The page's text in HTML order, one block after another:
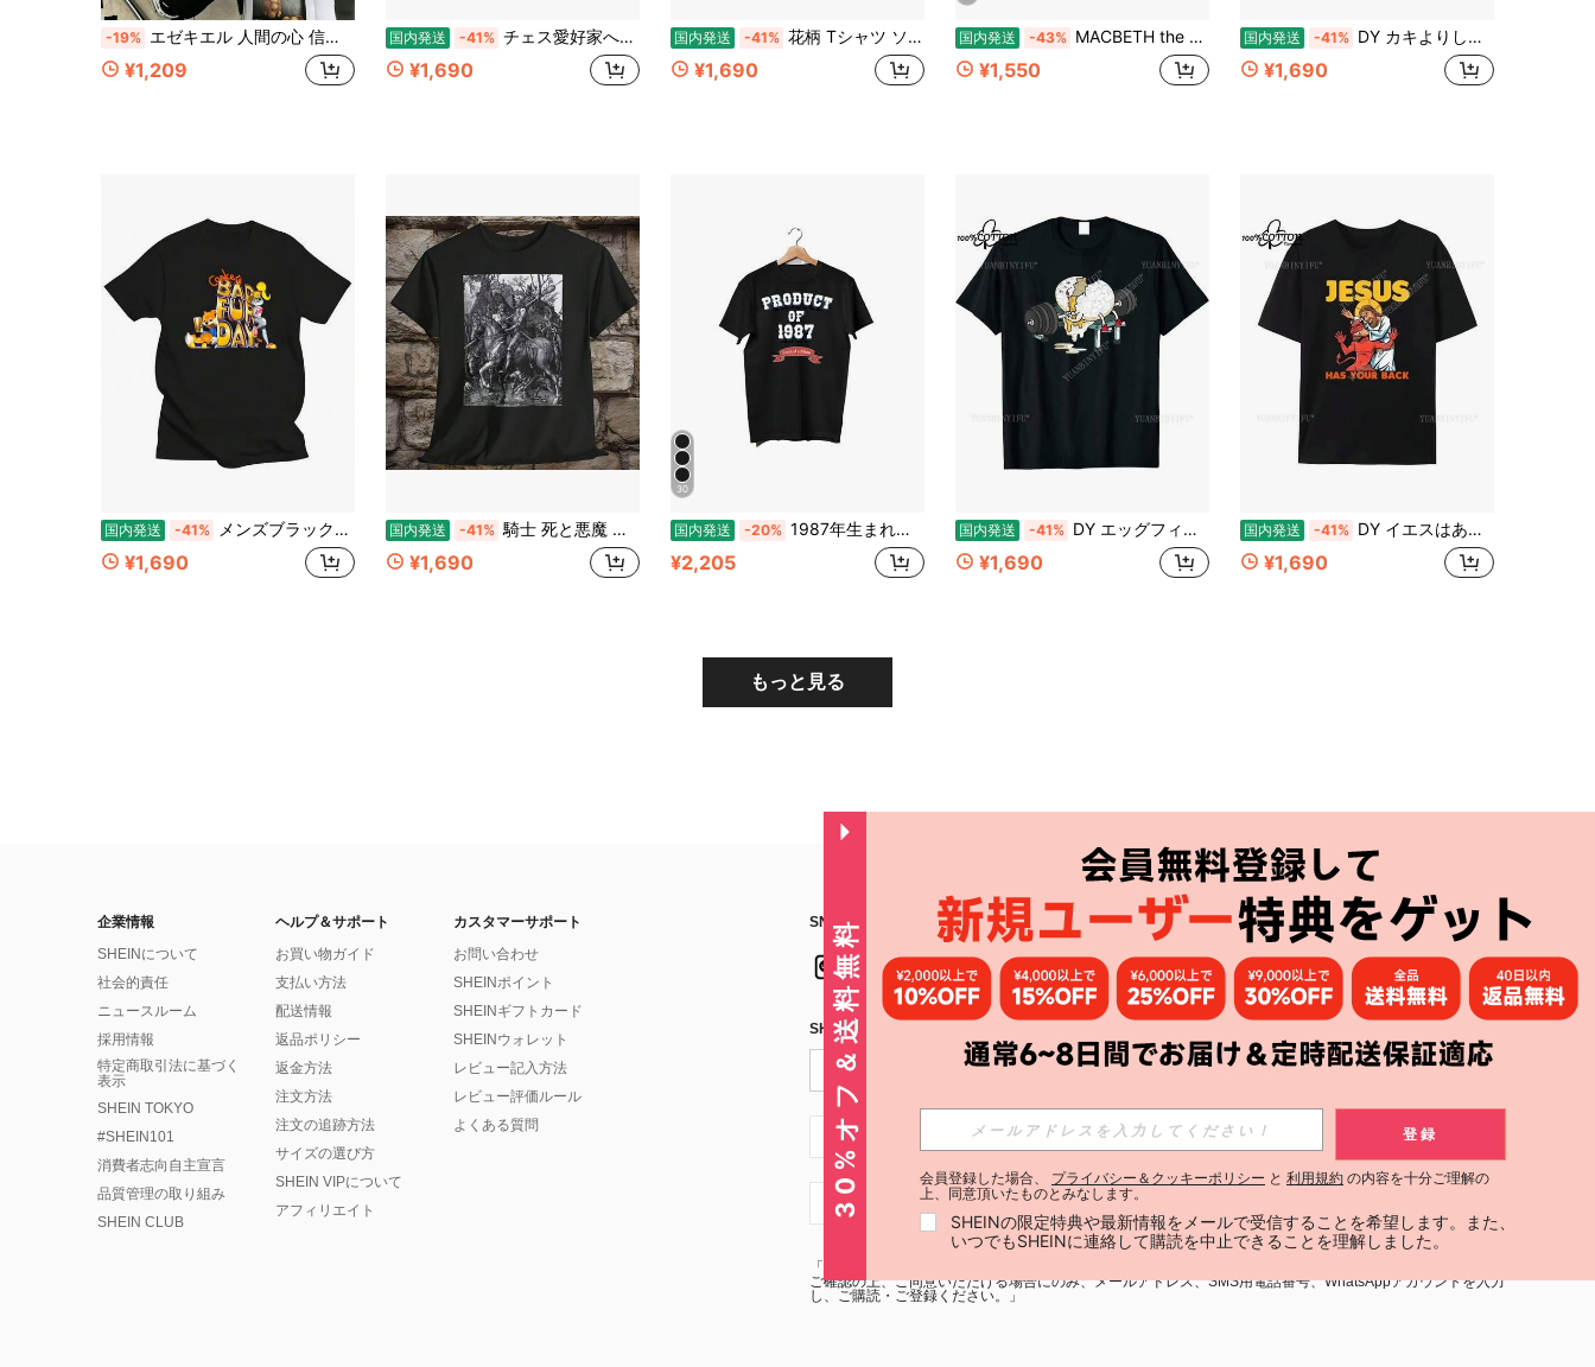
-19% エゼキエル 人間の心 信仰プリント スウェットシャツ、聖書の一節 プルオーバー スウェットシャツ、癒しの信仰の雰囲気 デイリーレイヤリングトップ 秋
¥1,209
国内発送 -41% チェス愛好家への面白いチェスギフト。男の子、女の子向けのクールなプレイヤーTシャツ。夏用の半袖クルーネックファッションシャツ。
¥1,690
国内発送 -41% 花柄 Tシャツ ソフトで通気性のあるカジュアルで快適なグラフィックプリント 面白いプリントTシャツ アニメスタイル ユニセックス Y2k Tシャツ Mサイズ
¥1,690
国内発送 -43% MACBETH the Man the Myth the Legend | Mythos Legend Name - Tシャツ
¥1,550
国内発送 -41% DY カキよりしっとりおかしい不適切なユーモア大人のジョーク綿 Tシャツヒップホップカジュアルファッション原宿男 Tシャツ
¥1,690
国内発送 -41% メンズブラック半袖Tシャツ,アーバンファッション,N64ボックスアート,ユニセックスTシャツ
¥1,690
国内発送 -41% 騎士 死と悪魔 アルブレヒト・デューラー ユニセックス Tシャツ グラフィック Tシャツ レトロ ストトウェア クルーネック 半袖 メンズ Tシャツ
¥1,690
30
国内発送 -20% 1987年生まれの方にぴったりの限定版Tシャツ - コレギエートスタイルのテキストデザイン、滑らかなコットン素材、カジュアルで快適なショートスブ - 記念日や贈り物に最適！
¥2,205
国内発送 -41% DY エッグフィットネスジムリフティングワークアウトクルーネックグラフィック男性カジュアル半袖ファッションフィットネス Tシャツ綿トップス Tシャツ
¥1,690
国内発送 -41% DY イエスはあなたの背中を守る柔術レトロクリスチャンコットン Tシャツ女性と男性ヴィンテージ半袖 Tシャツ
¥1,690
もっと見る
企業情報
SHEINについて
社会的責任
ニュースルーム
採用情報
特定商取引法に基づく
表示
SHEIN TOKYO
#SHEIN101
消費者志向自主宣言
品質管理の取り組み
SHEIN CLUB
ヘルプ＆サポート
お買い物ガイド
支払い方法
配送情報
返品ポリシー
返金方法
注文方法
注文の追跡方法
サイズの選び方
SHEIN VIPについて
アフィリエイト
カスタマーサポート
お問い合わせ
SHEINポイント
SHEINギフトカード
SHEINウォレット
レビュー記入方法
レビュー評価ルール
よくある質問
SNSフォローはこちら： アプリ
SHEIN STYLE NEWSを購読する
購読
JP + 81 登録する
JP + 81
「SHEIN STYLE NEWSの購読には「
ご確認の上、ご同意いただける場合にのみ、メールアドレス、SMS用電話番号、WhatsAppアカウントを入力
し、ご購読・ご登録ください。」
30%オフ＆送料無料 登録
会員登録した場合、 プライバシー＆クッキーポリシー と 利用規約 の内容を十分ご理解の
上、同意頂いたものとみなします。
SHEINの限定特典や最新情報をメールで受信することを希望します。また、
いつでもSHEINに連絡して購読を中止できることを理解しました。